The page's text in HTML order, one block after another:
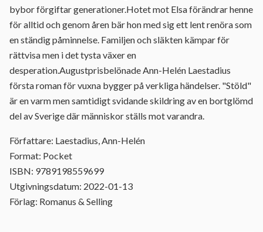
bybor förgiftar generationer.Hotet mot Elsa förändrar henne
för alltid och genom åren bär hon med sig ett lent renöra som
en ständig påminnelse. Familjen och släkten kämpar för
rättvisa men i det tysta växer en
desperation.Augustprisbelönade Ann-Helén Laestadius
första roman för vuxna bygger på verkliga händelser. "Stöld"
är en varm men samtidigt svidande skildring av en bortglömd
del av Sverige där människor ställs mot varandra.
Författare: Laestadius, Ann-Helén
Format: Pocket
ISBN: 9789198559699
Utgivningsdatum: 2022-01-13
Förlag: Romanus & Selling